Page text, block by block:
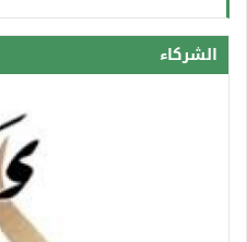
الشركاء